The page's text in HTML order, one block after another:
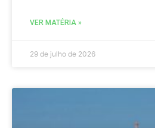
VER MATÉRIA »
29 de julho de 2026